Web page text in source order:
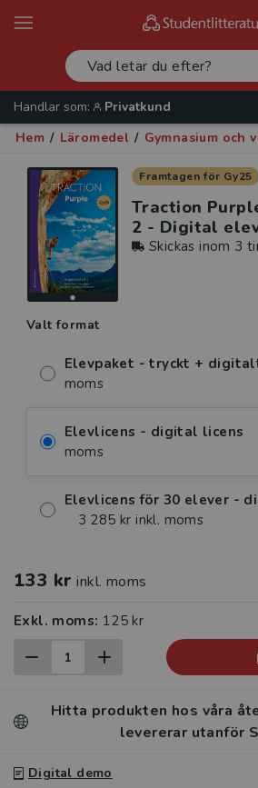
Handlar som:
Privatkund
Hem / Läromedel / Gymnasium och
Framtagen för Gy25
Traction
2 - Digital
Skickas inom 3
Valt format
Elevpaket - tryckt +
moms
Elevlicens - digital licens
moms
Elevlicens för 30 elever -
3 285 kr inkl. moms
133 kr inkl. moms
Exkl. moms: 125 kr
Hitta produkten hos våra
levererar utanför
Digital demo